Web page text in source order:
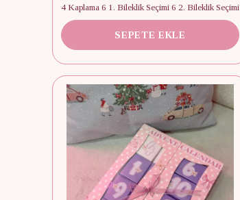
4 Kaplama 6 1. Bileklik Seçimi 6 2. Bileklik Seçimi
SEPETE EKLE